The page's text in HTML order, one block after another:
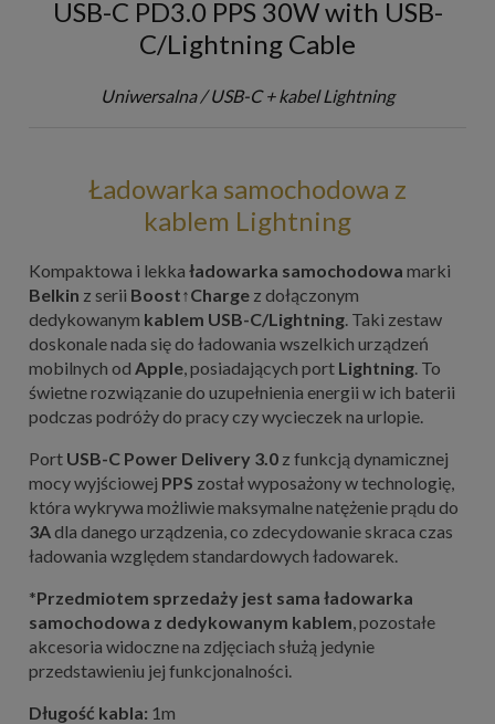
USB-C PD3.0 PPS 30W with USB-
C/Lightning Cable
Uniwersalna / USB-C + kabel Lightning
Ładowarka samochodowa z
kablem Lightning
Kompaktowa i lekka ładowarka samochodowa marki
Belkin z serii Boost↑Charge z dołączonym
dedykowanym kablem USB-C/Lightning. Taki zestaw
doskonale nada się do ładowania wszelkich urządzeń
mobilnych od Apple, posiadających port Lightning. To
świetne rozwiązanie do uzupełnienia energii w ich baterii
podczas podróży do pracy czy wycieczek na urlopie.
Port USB-C Power Delivery 3.0 z funkcją dynamicznej
mocy wyjściowej PPS został wyposażony w technologię,
która wykrywa możliwie maksymalne natężenie prądu do
3Adla danego urządzenia, co zdecydowanie skraca czas
ładowania względem standardowych ładowarek.
*Przedmiotem sprzedaży jest sama ładowarka
samochodowa z dedykowanym kablem, pozostałe
akcesoria widoczne na zdjęciach służą jedynie
przedstawieniu jej funkcjonalności.
Długość kabla: 1m